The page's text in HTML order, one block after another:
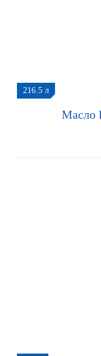
216.5 л
Масло